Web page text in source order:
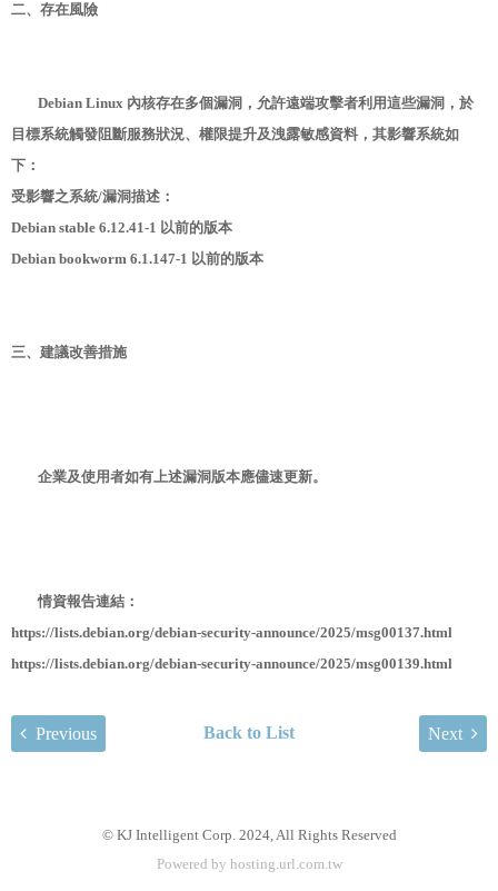
二、存在風險
Debian Linux 內核存在多個漏洞，允許遠端攻擊者利用這些漏洞，於
目標系統觸發阻斷服務狀況、權限提升及洩露敏感資料，其影響系統如
下：
受影響之系統/漏洞描述：
Debian stable 6.12.41-1 以前的版本
Debian bookworm 6.1.147-1 以前的版本
三、建議改善措施
企業及使用者如有上述漏洞版本應儘速更新。
情資報告連結：
https://lists.debian.org/debian-security-announce/2025/msg00137.html
https://lists.debian.org/debian-security-announce/2025/msg00139.html
Previous Back to List Next
© KJ Intelligent Corp. 2024, All Rights Reserved
Powered by hosting.url.com.tw